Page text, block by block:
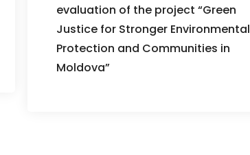
evaluation of the project “Green
Justice for Stronger Environmental
Protection and Communities in
Moldova”